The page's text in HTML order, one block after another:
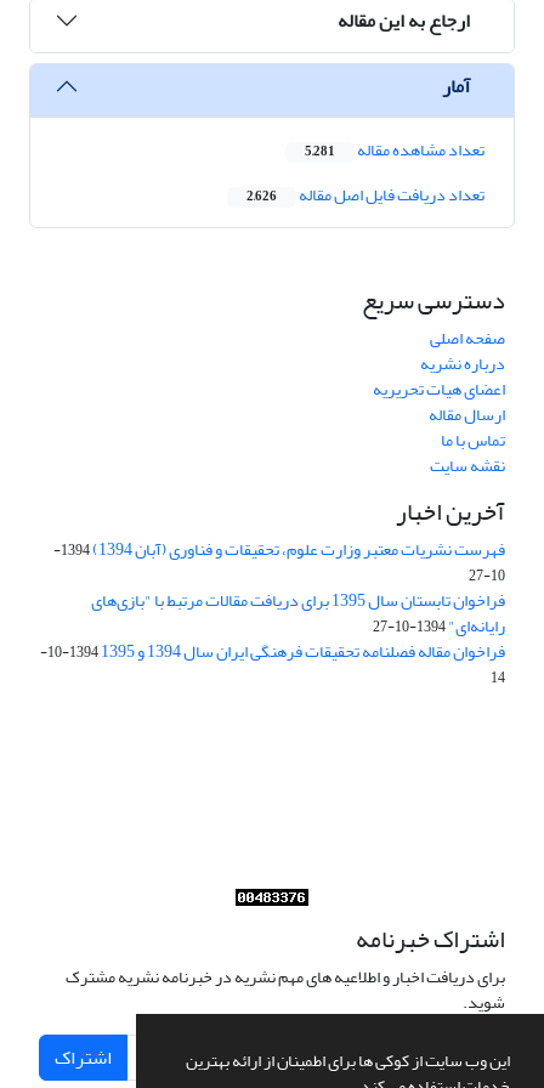
این وب سایت از کوکی ها برای اطمینان از ارائه بهترین
ارجاع به این مقاله
آمار
تعداد مشاهده مقاله 5,281
تعداد دریافت فایل اصل مقاله 2,626
دسترسی سریع
صفحه اصلی
درباره نشریه
اعضای هیات تحریریه
ارسال مقاله
تماس با ما
نقشه سایت
آخرین اخبار
فهرست نشریات معتبر وزارت علوم، تحقیقات و فناوری (آبان 1394)
1394-
10-27
فراخوان تابستان سال 1395 برای دریافت مقالات مرتبط با "بازی‌های
رایانه‌ای"1394-10-27
فراخوان مقاله فصلنامه تحقیقات فرهنگی ایران سال 1394 و 1395
1394-10-
14
اشتراک خبرنامه
برای دریافت اخبار و اطلاعیه های مهم نشریه در خبرنامه نشریه مشترک
شوید.
اشتراک